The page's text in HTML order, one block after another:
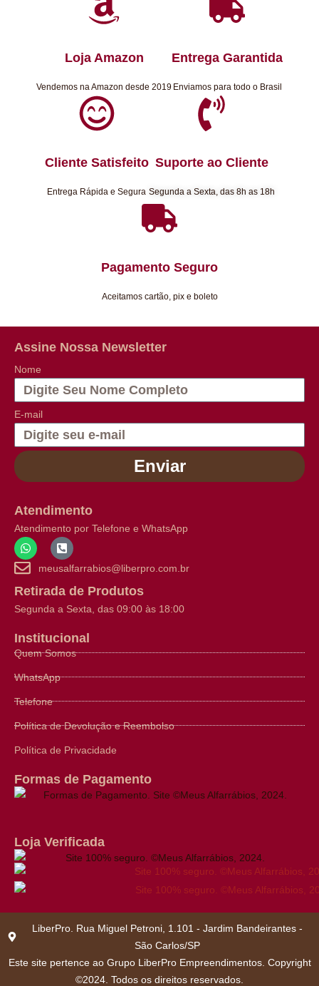
Loja Amazon
Vendemos na Amazon desde 2019
Entrega Garantida
Enviamos para todo o Brasil
Cliente Satisfeito
Entrega Rápida e Segura
Suporte ao Cliente
Segunda a Sexta, das 8h as 18h
Pagamento Seguro
Aceitamos cartão, pix e boleto
Assine Nossa Newsletter
Nome
E-mail
Enviar
Atendimento
Atendimento por Telefone e WhatsApp
meusalfarrabios@liberpro.com.br
Retirada de Produtos
Segunda a Sexta, das 09:00 às 18:00
Institucional
Quem Somos
WhatsApp
Telefone
Política de Devolução e Reembolso
Política de Privacidade
Formas de Pagamento
Loja Verificada
LiberPro. Rua Miguel Petroni, 1.101 - Jardim Bandeirantes -
São Carlos/SP
Este site pertence ao Grupo LiberPro Empreendimentos. Copyright
©2024. Todos os direitos reservados.